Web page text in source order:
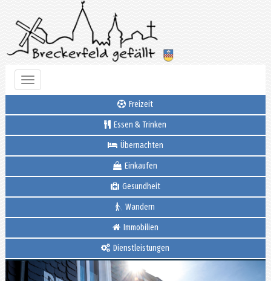
Toggle
navigation
Freizeit
Essen & Trinken
Übernachten
Einkaufen
Gesundheit
Wandern
Immobilien
Dienstleistungen